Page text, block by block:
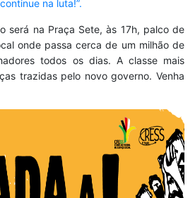
na luta!”.
será na Praça Sete, às 17h, palco de
onde passa cerca de um milhão de
todos os dias. A classe mais
trazidas pelo novo governo. Venha